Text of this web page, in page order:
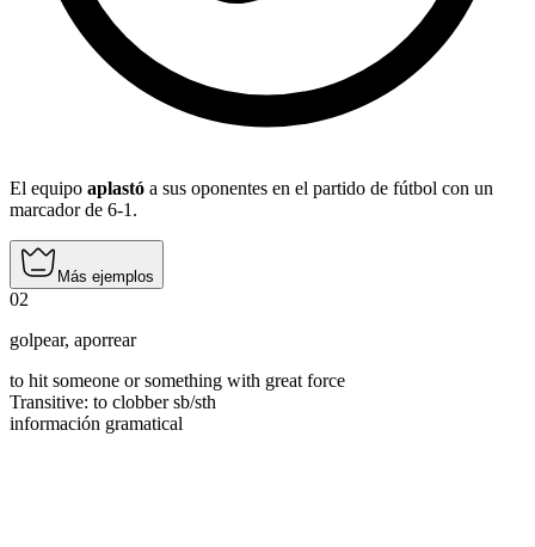
El equipo aplastó a sus oponentes en el partido de fútbol con un
marcador de 6-1.
Más ejemplos
02
golpear, aporrear
to hit someone or something with great force
Transitive: to clobbersb/sth
información gramatical